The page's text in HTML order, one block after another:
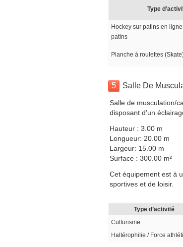
Type
Hockey sur patins en
patins
Planche à roulettes
5 Salle De
Salle de musculation/
disposant d’un
Hauteur : 3.00 m
Longueur: 20.00 m
Largeur: 15.00 m
Surface : 300.00 m²
Cet équipement est à
sportives et de loisir.
Type d’activité
Culturisme
Haltérophilie / Force